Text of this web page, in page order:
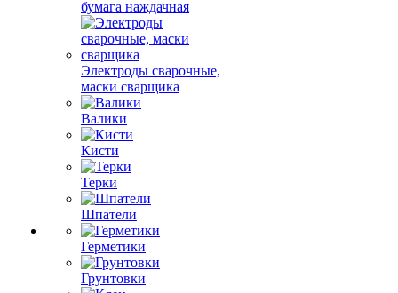
бумага наждачная
Электроды сварочные,
маски сварщика
Валики
Кисти
Терки
Шпатели
Герметики
Грунтовки